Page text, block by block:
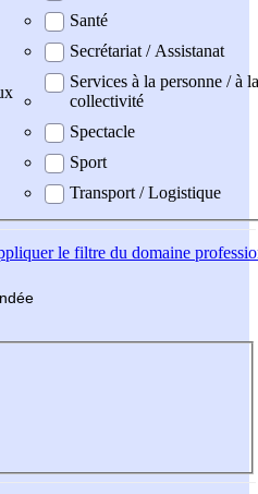
Santé
Secrétariat / Assistanat
Services à la personne / à la
collectivité
Spectacle
Sport
Transport / Logistique
le filtre du domaine